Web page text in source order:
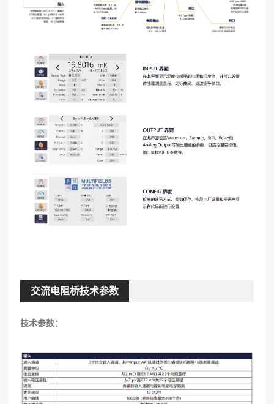
交流电阻桥技术参数
技术参数：